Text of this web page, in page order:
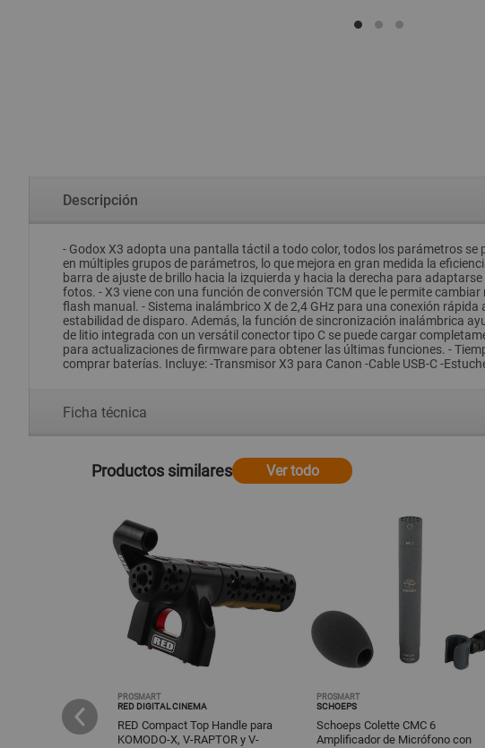
Descripción
- Godox X3 adopta una pantalla táctil a todo color, todos los parámetros
en múltiples grupos de parámetros, lo que mejora en gran medida la
barra de ajuste de brillo hacia la izquierda y hacia la derecha para
fotos. - X3 viene con una función de conversión TCM que le permite
flash manual. - Sistema inalámbrico X de 2,4 GHz para una conexión
estabilidad de disparo. Además, la función de sincronización inalámbrica
de litio integrada con un versátil conector tipo C se puede cargar
para actualizaciones de firmware para obtener las últimas funciones. -
comprar baterías. Incluye: -Transmisor X3 para Canon -Cable USB-C -
Ficha técnica
Productos similares Ver todo
Z1+ Single
PROSMART
RED DIGITAL CINEMA
RED Compact Top Handle para
KOMODO-X, V-RAPTOR y V-
PROSMART
SCHOEPS
Schoeps Colette CMC 6
Amplificador de Micrófono con